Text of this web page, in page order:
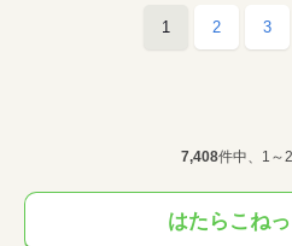
1 2 3
7,408件中、1～
はたらこね